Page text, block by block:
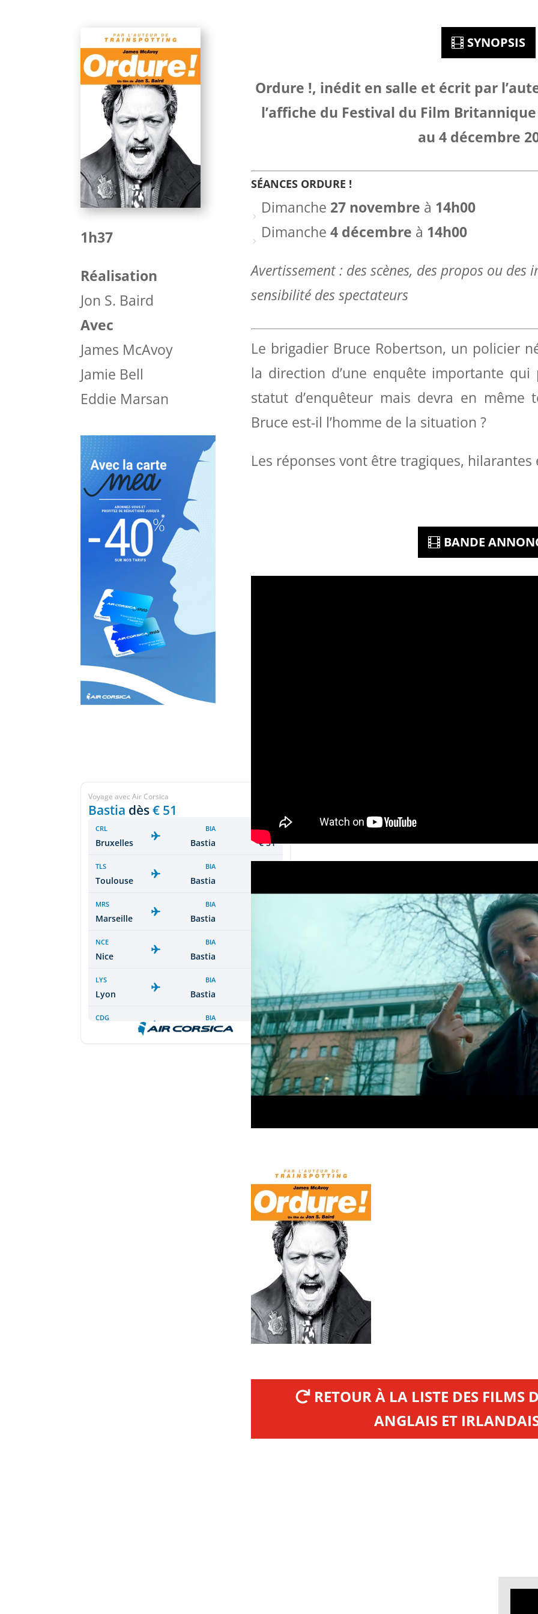
1h37
Réalisation
Jon S. Baird
Avec
James McAvoy
Jamie Bell
Eddie Marsan
SYNOPSIS
Ordure !, inédit en salle et écrit par
l’affiche du Festival du Film
au 4 décembre
SÉANCES ORDURE !
Dimanche 27 novembre à 14h00
Dimanche 4 décembre à 14h00
Avertissement : des scènes, des propos ou des
sensibilité des spectateurs
Le brigadier Bruce Robertson, un policier
la direction d’une enquête importante
statut d’enquêteur mais devra en même
Bruce est-il l’homme de la situation ?
Les réponses vont être tragiques,
BANDE
RETOUR À LA LISTE DES FILMS
ANGLAIS ET